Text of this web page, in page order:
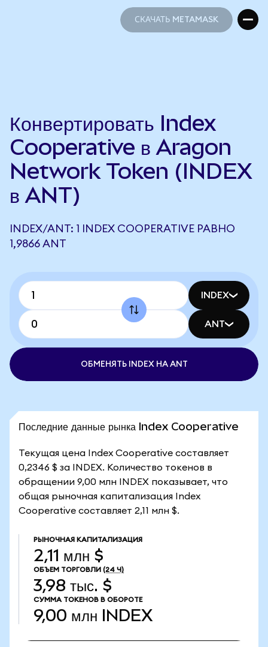
СКАЧАТЬ METAMASK
Конвертировать Index
Cooperative в Aragon
Network Token (INDEX
в ANT)
INDEX/ANT: 1 INDEX COOPERATIVE РАВНО
1,9866 ANT
INDEX
ANT
ОБМЕНЯТЬ INDEX НА ANT
Последние данные рынка Index Cooperative
Текущая цена Index Cooperative составляет
0,2346 $ за INDEX. Количество токенов в
обращении 9,00 млн INDEX показывает, что
общая рыночная капитализация Index
Cooperative составляет 2,11 млн $.
РЫНОЧНАЯ КАПИТАЛИЗАЦИЯ
2,11 млн $
ОБЪЕМ ТОРГОВЛИ (24 Ч)
3,98 тыс. $
СУММА ТОКЕНОВ В ОБОРОТЕ
9,00 млн INDEX